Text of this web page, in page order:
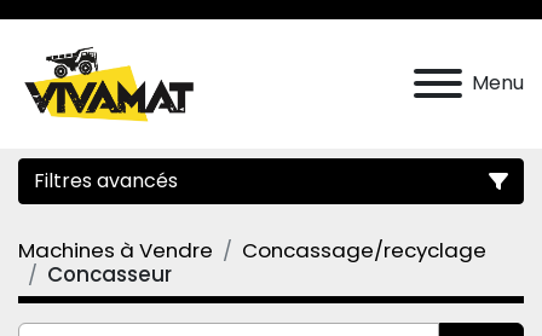
Menu
Filtres avancés
Catégorie
Machines à Vendre
Concassage/recyclage
Concasseur